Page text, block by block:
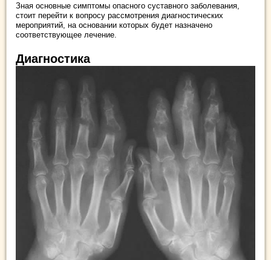
Зная основные симптомы опасного суставного заболевания,
стоит перейти к вопросу рассмотрения диагностических
мероприятий, на основании которых будет назначено
соответствующее лечение.
Диагностика